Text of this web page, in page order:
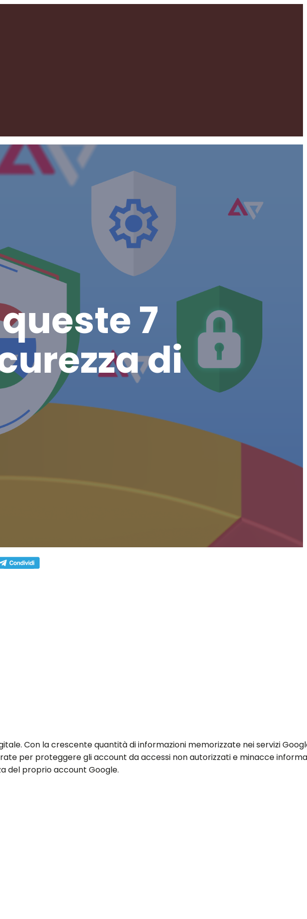
7
di
Con la crescente quantità di informazioni memorizzate nei servizi
per proteggere gli account da accessi non autorizzati e minacce
del proprio account Google.